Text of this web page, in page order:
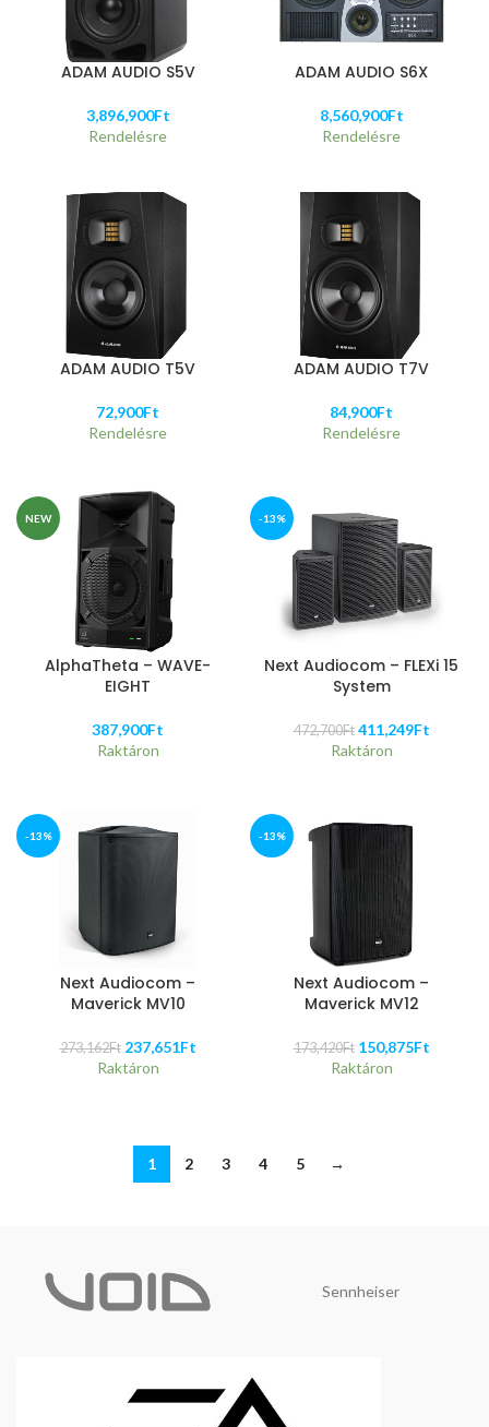
ADAM AUDIO S5V
3,896,900Ft
Rendelésre
ADAM AUDIO S6X
8,560,900Ft
Rendelésre
ADAM AUDIO T5V
72,900Ft
Rendelésre
ADAM AUDIO T7V
84,900Ft
Rendelésre
NEW
AlphaTheta – WAVE-
EIGHT
387,900Ft
Raktáron
-13%
Next Audiocom – FLEXi 15
System
472,700Ft 411,249Ft
Raktáron
-13%
Next Audiocom –
Maverick MV10
273,162Ft 237,651Ft
Raktáron
-13%
Next Audiocom –
Maverick MV12
173,420Ft 150,875Ft
Raktáron
1 2 3 4 5 →
Sennheiser